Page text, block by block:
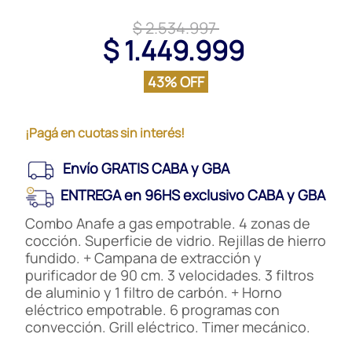
$ 2.534.997
$ 1.449.999
43% OFF
¡Pagá en cuotas sin interés!
Envío GRATIS CABA y GBA
ENTREGA en 96HS exclusivo CABA y GBA
Combo Anafe a gas empotrable. 4 zonas de
cocción. Superficie de vidrio. Rejillas de hierro
fundido. + Campana de extracción y
purificador de 90 cm. 3 velocidades. 3 filtros
de aluminio y 1 filtro de carbón. + Horno
eléctrico empotrable. 6 programas con
convección. Grill eléctrico. Timer mecánico.